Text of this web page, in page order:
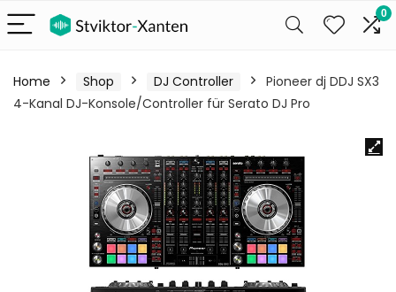
0
Home Shop DJ Controller
Pioneer dj DDJ SX3
4-Kanal DJ-Konsole/Controller für Serato DJ Pro